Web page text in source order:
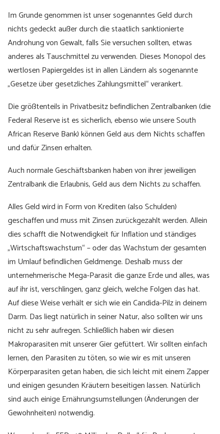
Im Grunde genommen ist unser sogenanntes Geld durch
nichts gedeckt außer durch die staatlich sanktionierte
Androhung von Gewalt, falls Sie versuchen sollten, etwas
anderes als Tauschmittel zu verwenden. Dieses Monopol des
wertlosen Papiergeldes ist in allen Ländern als sogenannte
„Gesetze über gesetzliches Zahlungsmittel“ verankert.
Die größtenteils in Privatbesitz befindlichen Zentralbanken (die
Federal Reserve ist es sicherlich, ebenso wie unsere South
African Reserve Bank) können Geld aus dem Nichts schaffen
und dafür Zinsen erhalten.
Auch normale Geschäftsbanken haben von ihrer jeweiligen
Zentralbank die Erlaubnis, Geld aus dem Nichts zu schaffen.
Alles Geld wird in Form von Krediten (also Schulden)
geschaffen und muss mit Zinsen zurückgezahlt werden. Allein
dies schafft die Notwendigkeit für Inflation und ständiges
„Wirtschaftswachstum“ – oder das Wachstum der gesamten
im Umlauf befindlichen Geldmenge. Deshalb muss der
unternehmerische Mega-Parasit die ganze Erde und alles, was
auf ihr ist, verschlingen, ganz gleich, welche Folgen das hat.
Auf diese Weise verhält er sich wie ein Candida-Pilz in deinem
Darm. Das liegt natürlich in seiner Natur, also sollten wir uns
nicht zu sehr aufregen. Schließlich haben wir diesen
Makroparasiten mit unserer Gier gefüttert. Wir sollten einfach
lernen, den Parasiten zu töten, so wie wir es mit unseren
Körperparasiten getan haben, die sich leicht mit einem Zapper
und einigen gesunden Kräutern beseitigen lassen. Natürlich
sind auch einige Ernährungsumstellungen (Änderungen der
Gewohnheiten) notwendig.